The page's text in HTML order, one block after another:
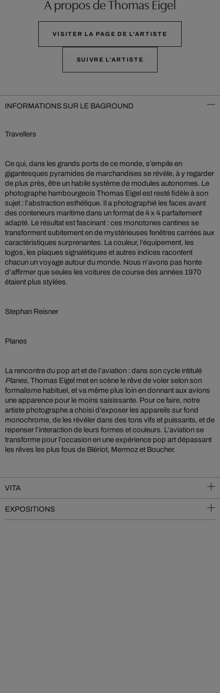
À propos de Thomas Eigel
VISITER LA PAGE DE L'ARTISTE
SUIVRE L'ARTISTE
INFORMATIONS SUR LE BAGROUND
Travellers
Ce qui, dans les grands ports de ce monde, s’empile en
gigantesques pyramides de marchandises se révèle, à y regarder
de plus près, être un habile système de modules autonomes. Le
photographe hambourgeois Thomas Eigel est resté fidèle à son
sujet : l’abstraction esthétique. Il a photographié les faces avant
des conteneurs maritime dans un format de 4 x 4 parfaitement
adapté. Le résultat est fascinant : ces monotones cantines se
transforment subitement en de mystérieuses fenêtres carrées aux
caractéristiques surprenantes. La couleur, l’équipement, les
logos, les plaques signalétiques et autres indices racontent
chacun un voyage autour du monde. Nous n’avons pas honte
d’affirmer que seules les voitures de course des années 1970
étaient plus stylées.
Stephan Reisner
Planes
La rencontre du pop art et de l’aviation : dans son cycle intitulé
Planes, Thomas Eigel met en scène le rêve de voler selon son
formalisme habituel, et va même plus loin en donnant aux avions
une apparence pour le moins saisissante. Pour ce faire, notre
artiste photographe a choisi d’exposer les appareils sur fond
monochrome, de les révéler dans des tons vifs et puissants, et de
repenser l’interaction de leurs formes et couleurs. L’aviation se
transforme pour l’occasion en une expérience pop art dépassant
les rêves les plus fous de Blériot, Mermoz et Boucher.
VITA
EXPOSITIONS